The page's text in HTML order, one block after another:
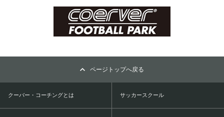
ページトップへ戻る
クーバー・コーチングとは サッカースクール